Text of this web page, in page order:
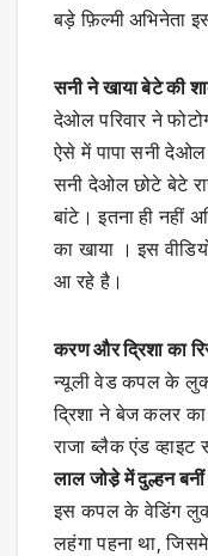
बड़े फ़िल्मी अभिनेता
सनी ने खाया बेटे की
देओल परिवार ने
ऐसे में पापा सनी
सनी देओल छोटे बेटे
बांटे। इतना ही नहीं
का खाया । इस
आ रहे है।
करण और द्रिशा का
न्यूली वेड कपल के लुक
द्रिशा ने बेज कलर का
राजा ब्लैक एंड
लाल जोडे़ में दुल्हन बनीं
इस कपल के वेडिंग लुक
लहंगा पहना था,